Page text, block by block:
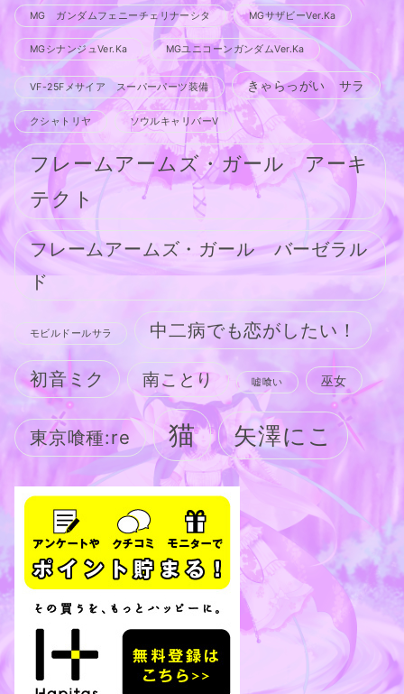
MG ガンダムフェニーチェリナーシタ MGサザビーVer.Ka
MGシナンジュVer.Ka MGユニコーンガンダムVer.Ka
VF-25Fメサイア スーパーパーツ装備 きゃらっがい サラ
クシャトリヤ ソウルキャリバーV
フレームアームズ・ガール アーキ
テクト
フレームアームズ・ガール バーゼラル
ド
モビルドールサラ 中二病でも恋がしたい！
初音ミク 南ことり 嘘喰い 巫女
東京喰種:re 猫 矢澤にこ